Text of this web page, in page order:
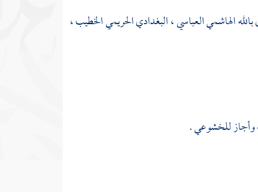
الهاشمي العباسي ، البغدادي الحريمي الخطيب ،
للخشوعي.